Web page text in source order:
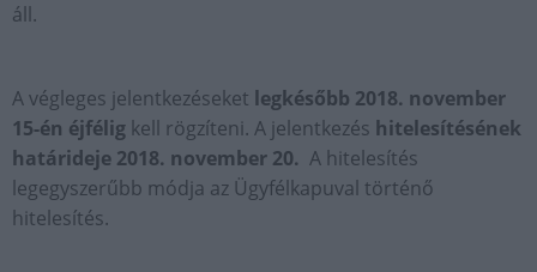
áll.
A végleges jelentkezéseket legkésőbb 2018. november
15-én éjfélig kell rögzíteni. A jelentkezés hitelesítésének
határideje 2018. november 20. A hitelesítés
legegyszerűbb módja az Ügyfélkapuval történő
hitelesítés.